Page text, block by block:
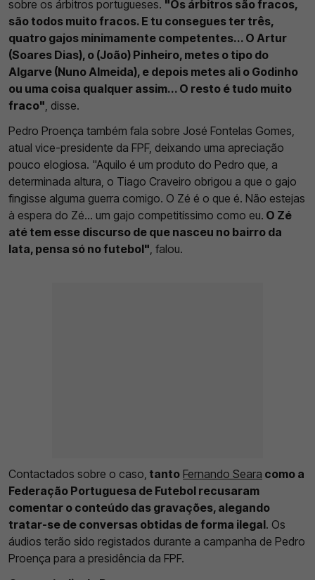
sobre os árbitros portugueses. "Os árbitros são fracos,
são todos muito fracos. E tu consegues ter três,
quatro gajos minimamente competentes... O Artur
(Soares Dias), o (João) Pinheiro, metes o tipo do
Algarve (Nuno Almeida), e depois metes ali o Godinho
ou uma coisa qualquer assim... O resto é tudo muito
fraco" , disse.
Pedro Proença também fala sobre José Fontelas Gomes,
atual vice-presidente da FPF, deixando uma apreciação
pouco elogiosa. "Aquilo é um produto do Pedro que, a
determinada altura, o Tiago Craveiro obrigou a que o gajo
fingisse alguma guerra comigo. O Zé é o que é. Não estejas
à espera do Zé... um gajo competitíssimo como eu. O Zé
até tem esse discurso de que nasceu no bairro da
lata, pensa só no futebol" , falou.
Contactados sobre o caso, tanto Fernando Seara como a
Federação Portuguesa de Futebol recusaram
comentar o conteúdo das gravações, alegando
tratar-se de conversas obtidas de forma ilegal. Os
áudios terão sido registados durante a campanha de Pedro
Proença para a presidência da FPF.